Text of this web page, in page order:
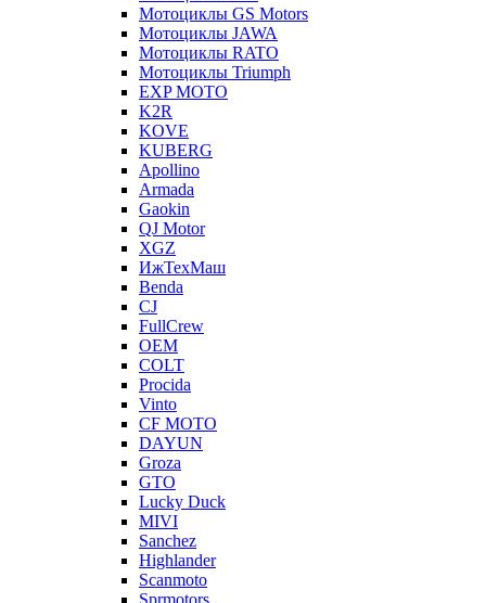
Мотоциклы GS Motors
Мотоциклы JAWA
Мотоциклы RATO
Мотоциклы Triumph
EXP MOTO
K2R
KOVE
KUBERG
Apollino
Armada
Gaokin
QJ Motor
XGZ
ИжТехМаш
Benda
CJ
FullCrew
OEM
COLT
Procida
Vinto
CF MOTO
DAYUN
Groza
GTO
Lucky Duck
MIVI
Sanchez
Highlander
Scanmoto
Sprmotors